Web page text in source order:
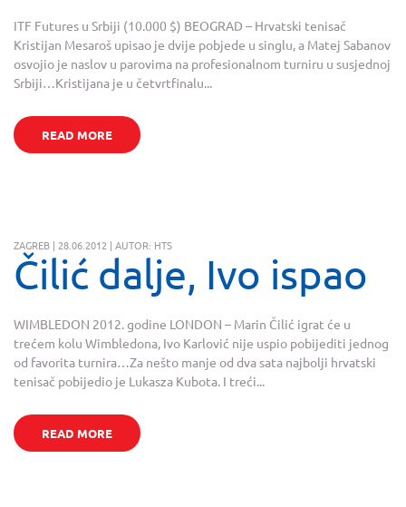
ITF Futures u Srbiji (10.000 $) BEOGRAD – Hrvatski tenisač
Kristijan Mesaroš upisao je dvije pobjede u singlu, a Matej Sabanov
osvojio je naslov u parovima na profesionalnom turniru u susjednoj
Srbiji…Kristijana je u četvrtfinalu...
READ MORE
ZAGREB | 28.06.2012 | AUTOR: HTS
Čilić dalje, Ivo ispao
WIMBLEDON 2012. godine LONDON – Marin Čilić igrat će u
trećem kolu Wimbledona, Ivo Karlović nije uspio pobijediti jednog
od favorita turnira…Za nešto manje od dva sata najbolji hrvatski
tenisač pobijedio je Lukasza Kubota. I treći...
READ MORE